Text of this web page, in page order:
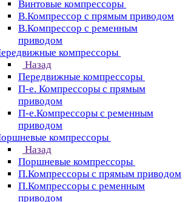
Винтовые компрессоры
В.Компрессор с прямым приводом
В.Компрессор с ременным
приводом
компрессоры
Назад
Передвижные компрессоры
П-е. Компрессоры с прямым
приводом
П-е.Компрессоры с ременным
приводом
компрессоры
Назад
Поршневые компрессоры
П.Компрессоры с прямым приводом
П.Компрессоры с ременным
приводом